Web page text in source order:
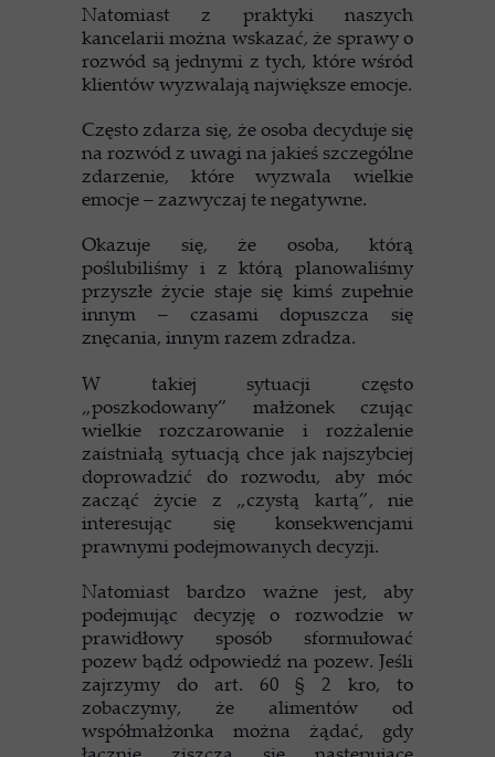
Natomiast z praktyki naszych
kancelarii można wskazać, że sprawy o
rozwód są jednymi z tych, które wśród
klientów wyzwalają największe emocje.
Często zdarza się, że osoba decyduje się
na rozwód z uwagi na jakieś szczególne
zdarzenie, które wyzwala wielkie
emocje – zazwyczaj te negatywne.
Okazuje się, że osoba, którą
poślubiliśmy i z którą planowaliśmy
przyszłe życie staje się kimś zupełnie
innym – czasami dopuszcza się
znęcania, innym razem zdradza.
W takiej sytuacji często
„poszkodowany” małżonek czując
wielkie rozczarowanie i rozżalenie
zaistniałą sytuacją chce jak najszybciej
doprowadzić do rozwodu, aby móc
zacząć życie z „czystą kartą”, nie
interesując się konsekwencjami
prawnymi podejmowanych decyzji.
Natomiast bardzo ważne jest, aby
podejmując decyzję o rozwodzie w
prawidłowy sposób sformułować
pozew bądź odpowiedź na pozew. Jeśli
zajrzymy do art. 60 § 2 kro, to
zobaczymy, że alimentów od
współmałżonka można żądać, gdy